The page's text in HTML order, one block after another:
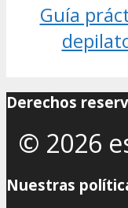
Guía
Derechos
© 2026
Nuestras